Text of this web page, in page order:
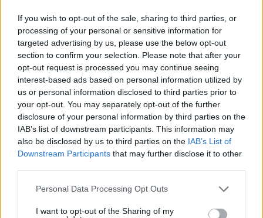
If you wish to opt-out of the sale, sharing to third parties, or
processing of your personal or sensitive information for
targeted advertising by us, please use the below opt-out
section to confirm your selection. Please note that after your
opt-out request is processed you may continue seeing
interest-based ads based on personal information utilized by
us or personal information disclosed to third parties prior to
your opt-out. You may separately opt-out of the further
disclosure of your personal information by third parties on the
IAB’s list of downstream participants. This information may
also be disclosed by us to third parties on the IAB’s List of
Downstream Participants that may further disclose it to other
Please note that this website/app uses one or more Google
not limited to your visit or usage behaviour. You may click to
Personal Data Processing Opt Outs
I want to opt-out of the Sharing of my
Για ανθρωποκτονία από αμέλεια κατηγορούνται οι
γονείς του 4χρονου και ο ιδιοκτήτης του beach
bar στην Πάρο: Πώς έγινε η τραγωδία
πριν 41 λεπτά